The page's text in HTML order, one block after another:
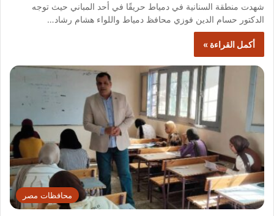
شهدت منطقة السنانية في دمياط حريقًا في أحد المباني حيث توجه
الدكتور حسام الدين فوزي محافظ دمياط واللواء هشام رشاد…
أكمل القراءة »
محافظات مصر